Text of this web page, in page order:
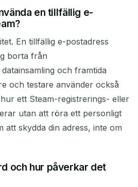
en tillfällig e-
En tillfällig e-postadress
borta från
och framtida
och testare använder också
ett Steam-registrerings- eller
utan att röra ett personligt
att skydda din adress, inte om
och hur påverkar det